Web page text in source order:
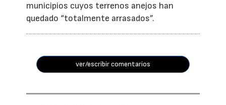
municipios cuyos terrenos anejos han
quedado “totalmente arrasados”.
ver/escribir comentarios